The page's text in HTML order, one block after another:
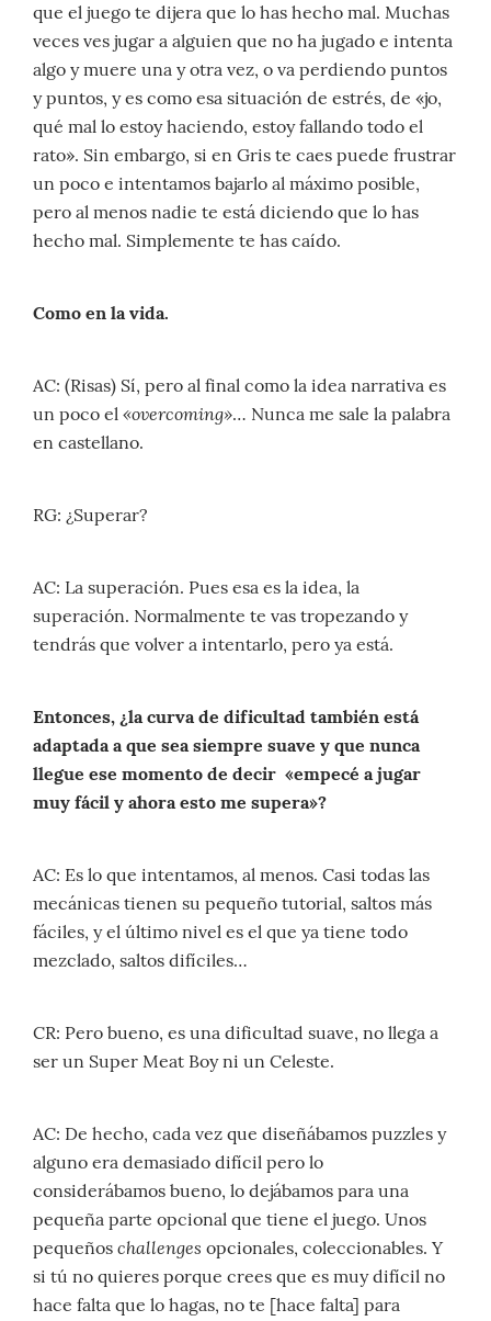
que el juego te dijera que lo has hecho mal. Muchas
veces ves jugar a alguien que no ha jugado e intenta
algo y muere una y otra vez, o va perdiendo puntos
y puntos, y es como esa situación de estrés, de «jo,
qué mal lo estoy haciendo, estoy fallando todo el
rato». Sin embargo, si en Gris te caes puede frustrar
un poco e intentamos bajarlo al máximo posible,
pero al menos nadie te está diciendo que lo has
hecho mal. Simplemente te has caído.
Como en la vida.
AC: (Risas) Sí, pero al final como la idea narrativa es
un poco el «overcoming»… Nunca me sale la palabra
en castellano.
RG: ¿Superar?
AC: La superación. Pues esa es la idea, la
superación. Normalmente te vas tropezando y
tendrás que volver a intentarlo, pero ya está.
Entonces, ¿la curva de dificultad también está
adaptada a que sea siempre suave y que nunca
llegue ese momento de decir «empecé a jugar
muy fácil y ahora esto me supera»?
AC: Es lo que intentamos, al menos. Casi todas las
mecánicas tienen su pequeño tutorial, saltos más
fáciles, y el último nivel es el que ya tiene todo
mezclado, saltos difíciles…
CR: Pero bueno, es una dificultad suave, no llega a
ser un Super Meat Boy ni un Celeste.
AC: De hecho, cada vez que diseñábamos puzzles y
alguno era demasiado difícil pero lo
considerábamos bueno, lo dejábamos para una
pequeña parte opcional que tiene el juego. Unos
pequeños challenges opcionales, coleccionables. Y
si tú no quieres porque crees que es muy difícil no
hace falta que lo hagas, no te [hace falta] para